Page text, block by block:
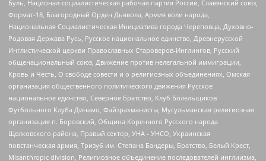
Буль, Национал-социалистическая рабочая партия России, Славянский союз,
Формат-18, Благородный Орден Дьявола, Армия воли народа,
Национальная Социалистическая Инициатива города Череповца, Духовно-
Родовая Держава Русь, Русское национальное единство, Древнерусской
Инглистической церкви Православных Староверов-Инглингов, Русский
общенациональный союз, Движение против нелегальной иммиграции,
Кровь и Честь, О свободе совести и о религиозных объединениях, Омская
организация общественного политического движения Русское
национальное единство, Северное Братство, Клуб Болельщиков
Футбольного Клуба Динамо, Файзрахманисты, Мусульманская религиозная
организация п. Боровский, Община Коренного Русского народа
Щелковского района, Правый сектор, УНА - УНСО, Украинская
повстанческая армия, Тризуб им. Степана Бандеры, Братство, Белый Крест,
Misanthropic division, Религиозное объединение последователей инглиизма,